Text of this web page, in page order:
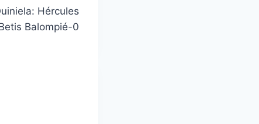
Hércules
Balompié-0